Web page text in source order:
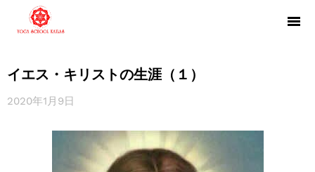
イエス・キリストの生涯（１）
2020年1月9日